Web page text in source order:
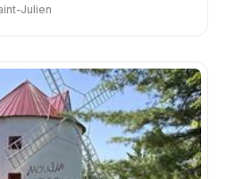
Julien